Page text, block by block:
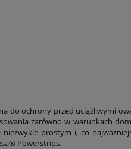
do ochrony przed uciążliwymi
zarówno w warunkach
niezwykle prostym i, co
Powerstrips.